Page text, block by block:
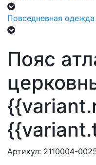
Повседневная одежда
Пояс
Артикул: 2110004-